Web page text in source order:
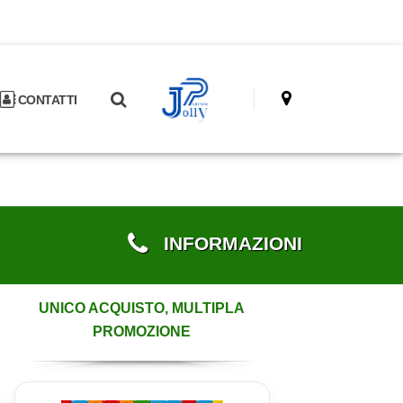
CONTATTI
INFORMAZIONI
UNICO ACQUISTO, MULTIPLA
PROMOZIONE